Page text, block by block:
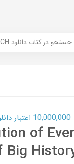
SEARCH جستجو در کتاب دانلود
of
Big